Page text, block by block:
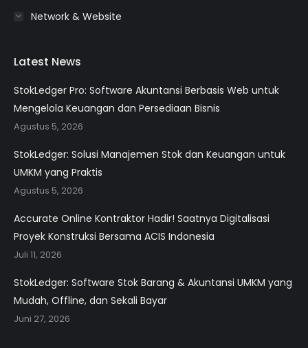
Network & Website
Latest News
StokLedger Pro: Software Akuntansi Berbasis Web untuk
Mengelola Keuangan dan Persediaan Bisnis
Agustus 5, 2026
StokLedger: Solusi Manajemen Stok dan Keuangan untuk
UMKM yang Praktis
Agustus 5, 2026
Accurate Online Kontraktor Hadir! Saatnya Digitalisasi
Proyek Konstruksi Bersama ACIS Indonesia
Juli 11, 2026
StokLedger: Software Stok Barang & Akuntansi UMKM yang
Mudah, Offline, dan Sekali Bayar
Juni 27, 2026